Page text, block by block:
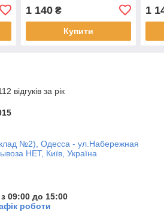
1 140₴
Купити
1
відгуків за рік
№2), Одесса - ул.Набережная
НЕТ, Київ, Україна
09:00 до 15:00
роботи